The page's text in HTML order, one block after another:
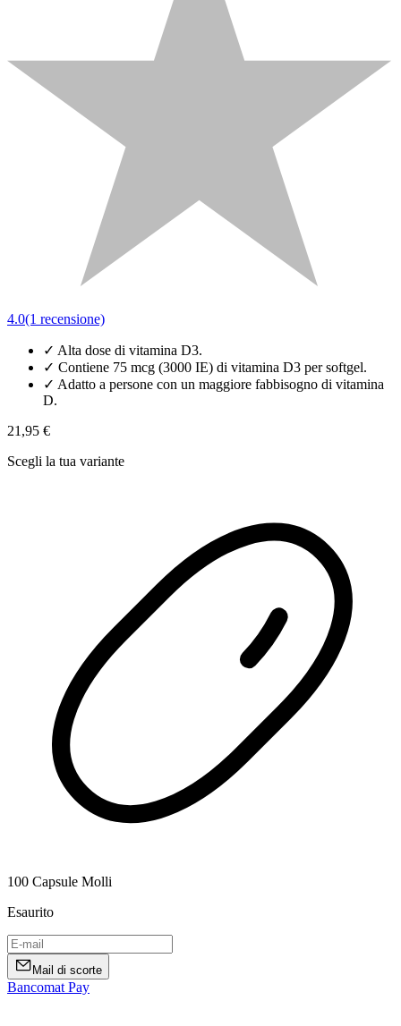
4.0(1 recensione)
✓ Alta dose di vitamina D3.
✓ Contiene 75 mcg (3000 IE) di vitamina D3 per softgel.
✓ Adatto a persone con un maggiore fabbisogno di vitamina
D.
21,95 €
Scegli la tua variante
100 Capsule Molli
Esaurito
Mail di scorte
Bancomat Pay